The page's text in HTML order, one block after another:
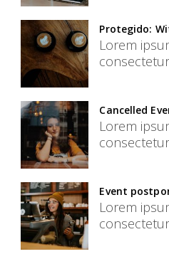
Protegido:
Lorem
Cancelled
Lorem
Event
Lorem